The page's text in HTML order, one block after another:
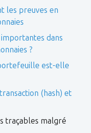
les preuves en
dans
?
est-elle
(hash) et
traçables malgré